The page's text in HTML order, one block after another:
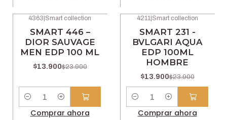
4363|Smart collection
SMART 446 –
DIOR SAUVAGE
MEN EDP 100 ML
$13.900$23.900
Comprar ahora
4211 |Smart collection
SMART 231 -
BVLGARI AQUA
EDP 100ML
HOMBRE
$13.900$23.900
Comprar ahora